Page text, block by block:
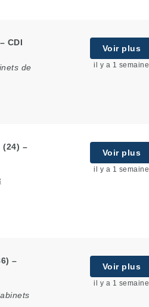
CDI
de
Voir plus
il y a 1 semaine
(24) –
Voir plus
il y a 1 semaine
–
Voir plus
il y a 1 semaine